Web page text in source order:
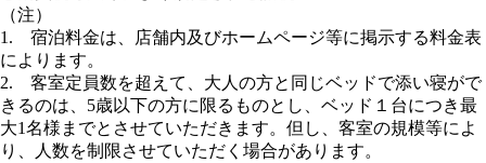
（注）
1. 宿泊料金は、店舗内及びホームページ等に掲示する料金表
によります。
2. 客室定員数を超えて、大人の方と同じベッドで添い寝がで
きるのは、5歳以下の方に限るものとし、ベッド１台につき最
大1名様までとさせていただきます。但し、客室の規模等によ
り、人数を制限させていただく場合があります。